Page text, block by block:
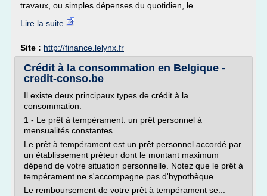
travaux, ou simples dépenses du quotidien, le...
Lire la suite
Site : http://finance.lelynx.fr
Crédit à la consommation en Belgique -
credit-conso.be
Il existe deux principaux types de crédit à la
consommation:
1 - Le prêt à tempérament: un prêt personnel à
mensualités constantes.
Le prêt à tempérament est un prêt personnel accordé par
un établissement prêteur dont le montant maximum
dépend de votre situation personnelle. Notez que le prêt à
tempérament ne s'accompagne pas d'hypothèque.
Le remboursement de votre prêt à tempérament se...